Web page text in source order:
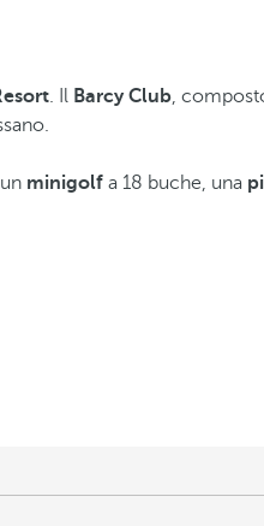
. Il Barcy Club,
minigolf a 18 buche, una